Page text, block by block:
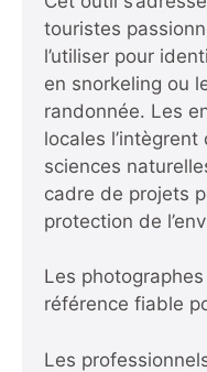
touristes
l’utiliser pour
en snorkeling ou
randonnée. Les
locales
sciences
cadre de projets
protection de
Les
référence fiable
Les